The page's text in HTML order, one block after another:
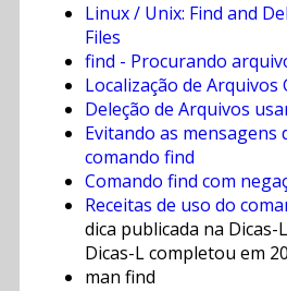
Linux / Unix: Find and
Files
find - Procurando
Localização de Arquivos
Deleção de Arquivos
Evitando as
comando find
Comando find com
Receitas de uso do
dica publicada na Dicas-
Dicas-L completou em
man find